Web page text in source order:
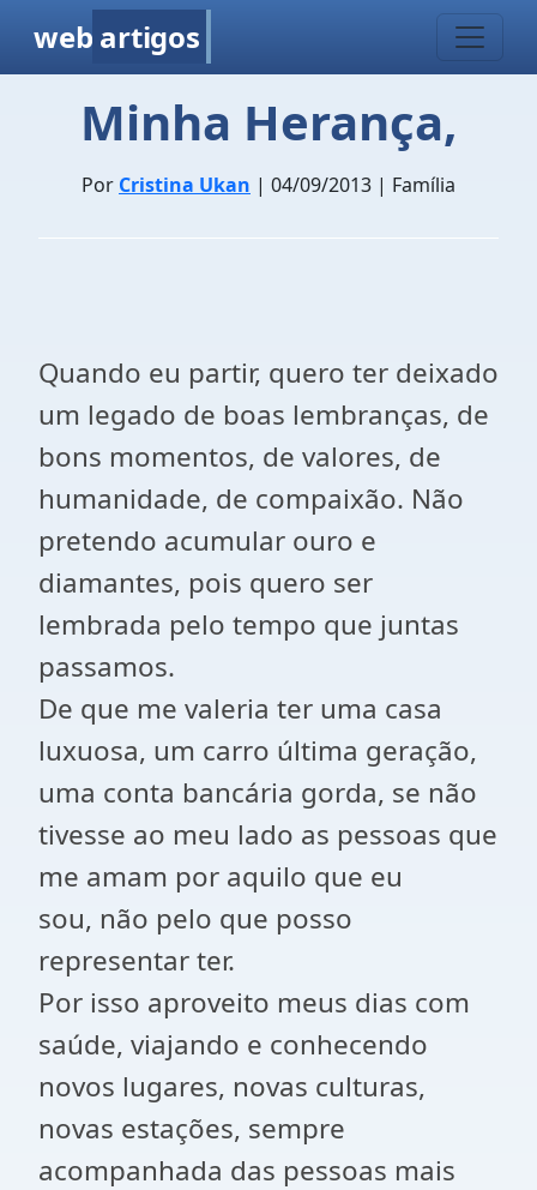
web artigos
Minha Herança,
Por Cristina Ukan | 04/09/2013 | Família
Quando eu partir, quero ter deixado
um legado de boas lembranças, de
bons momentos, de valores, de
humanidade, de compaixão. Não
pretendo acumular ouro e
diamantes, pois quero ser
lembrada pelo tempo que juntas
passamos.
De que me valeria ter uma casa
luxuosa, um carro última geração,
uma conta bancária gorda, se não
tivesse ao meu lado as pessoas que
me amam por aquilo que eu
sou, não pelo que posso
representar ter.
Por isso aproveito meus dias com
saúde, viajando e conhecendo
novos lugares, novas culturas,
novas estações, sempre
acompanhada das pessoas mais